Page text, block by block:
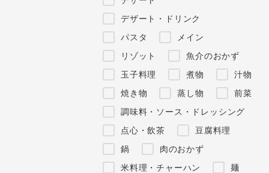
デザート・ドリンク
パスタ
メイン
リゾット
魚介のおかず
玉子料理
煮物
汁物
焼き物
蒸し物
前菜
調味料・ソース・ドレッシング
点心・飲茶
豆腐料理
鍋
肉のおかず
米料理・チャーハン
麺